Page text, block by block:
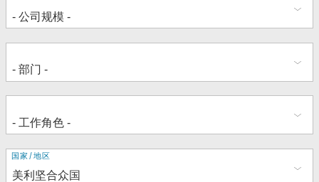
地
址
国家/地区